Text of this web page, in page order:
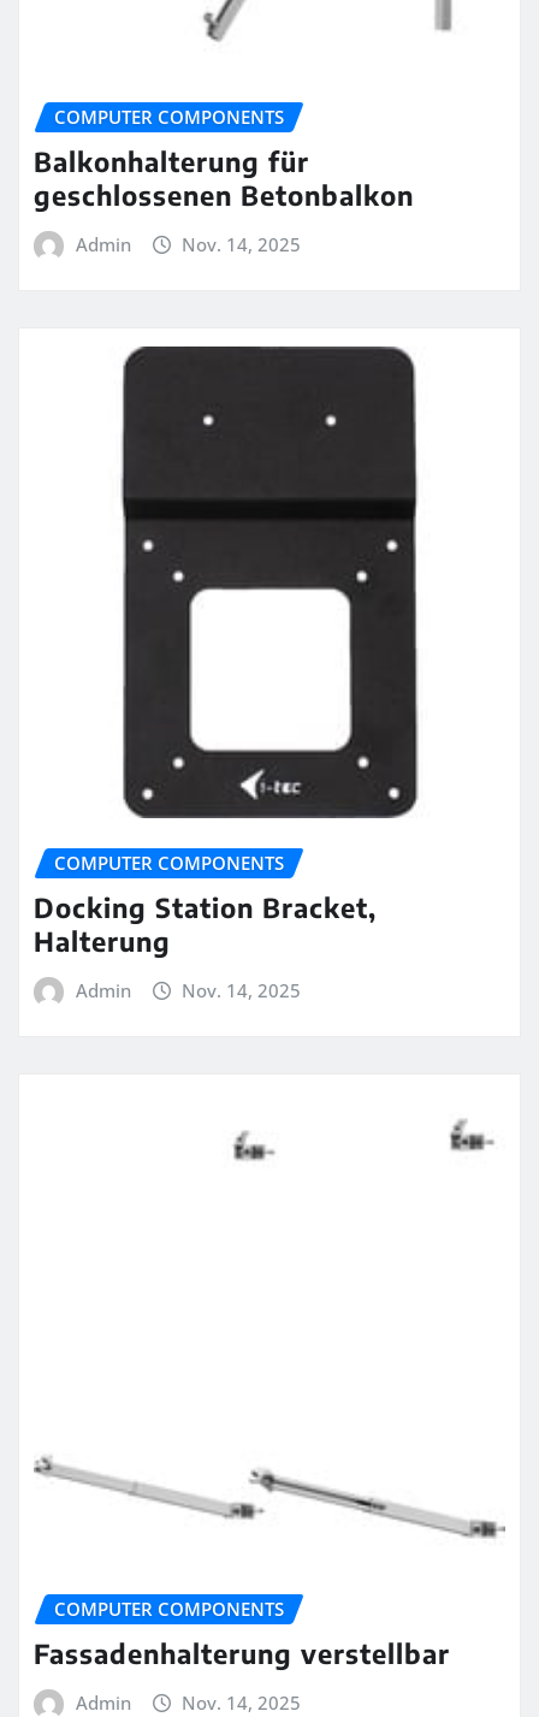
COMPUTER COMPONENTS
Balkonhalterung für
geschlossenen Betonbalkon
Admin Nov. 14, 2025
COMPUTER COMPONENTS
Docking Station Bracket,
Halterung
Admin Nov. 14, 2025
COMPUTER COMPONENTS
Fassadenhalterung verstellbar
Admin Nov. 14, 2025